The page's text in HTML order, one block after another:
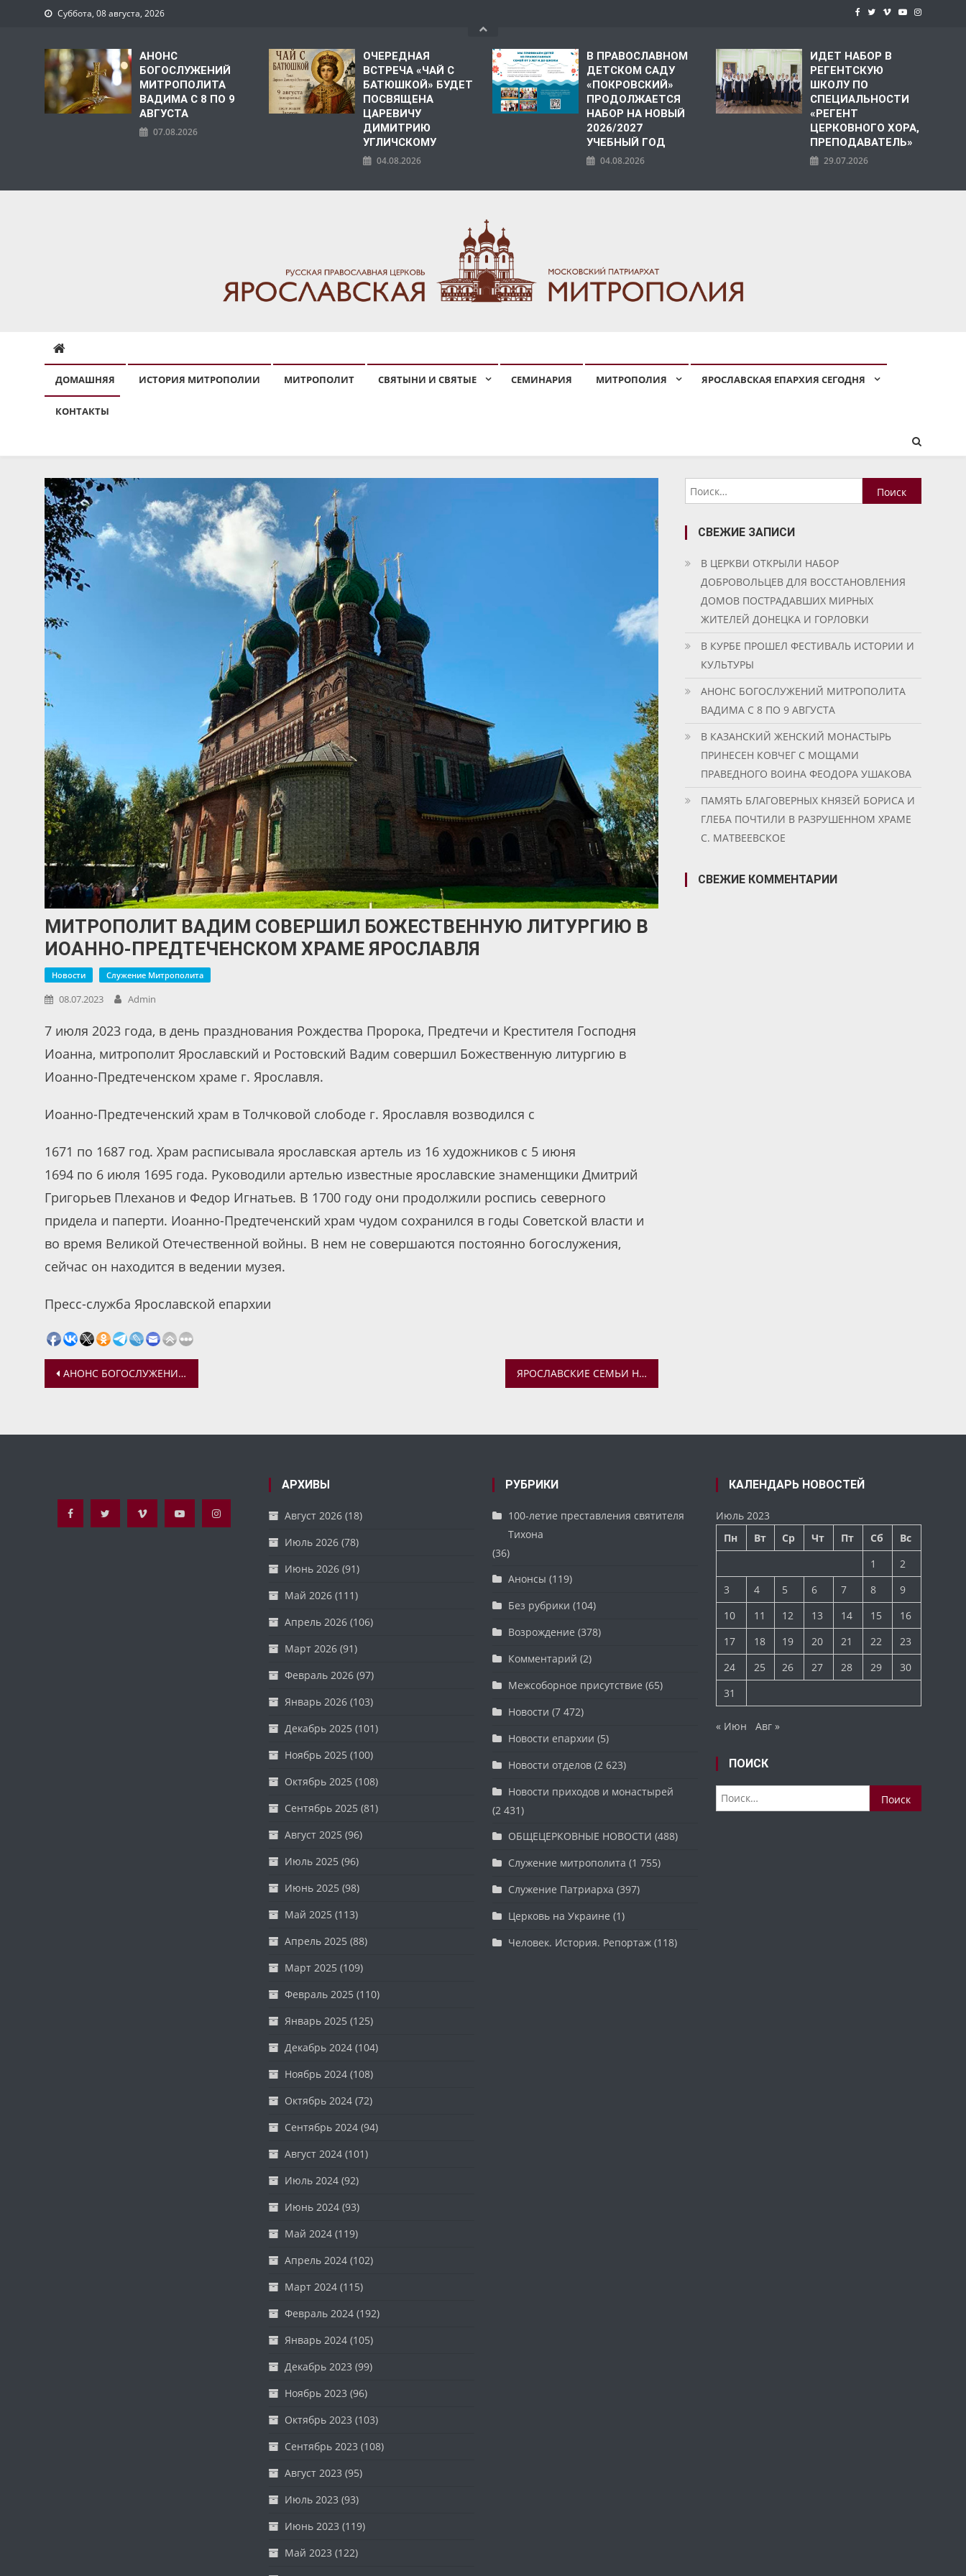
Суббота, 08 августа, 2026
АНОНС
БОГОСЛУЖЕНИЙ
МИТРОПОЛИТА
ВАДИМА С 8 ПО 9
АВГУСТА
07.08.2026
ОЧЕРЕДНАЯ
ВСТРЕЧА «ЧАЙ С
БАТЮШКОЙ» БУДЕТ
ПОСВЯЩЕНА
ЦАРЕВИЧУ
ДИМИТРИЮ
УГЛИЧСКОМУ
04.08.2026
В ПРАВОСЛАВНОМ
ДЕТСКОМ САДУ
«ПОКРОВСКИЙ»
ПРОДОЛЖАЕТСЯ
НАБОР НА НОВЫЙ
2026/2027
УЧЕБНЫЙ ГОД
04.08.2026
ИДЕТ НАБОР В
РЕГЕНТСКУЮ
ШКОЛУ ПО
СПЕЦИАЛЬНОСТИ
«РЕГЕНТ
ЦЕРКОВНОГО ХОРА,
ПРЕПОДАВАТЕЛЬ»
29.07.2026
ДОМАШНЯЯ ИСТОРИЯ МИТРОПОЛИИ МИТРОПОЛИТ СВЯТЫНИ И СВЯТЫЕ СЕМИНАРИЯ МИТРОПОЛИЯ ЯРОСЛАВСКАЯ ЕПАРХИЯ СЕГОДНЯ
КОНТАКТЫ
МИТРОПОЛИТ ВАДИМ СОВЕРШИЛ БОЖЕСТВЕННУЮ ЛИТУРГИЮ В
ИОАННО-ПРЕДТЕЧЕНСКОМ ХРАМЕ ЯРОСЛАВЛЯ
Новости Служение Митрополита
08.07.2023 Admin
7 июля 2023 года, в день празднования Рождества Пророка, Предтечи и Крестителя Господня
Иоанна, митрополит Ярославский и Ростовский Вадим совершил Божественную литургию в
Иоанно-Предтеченском храме г. Ярославля.
Иоанно-Предтеченский храм в Толчковой слободе г. Ярославля возводился с
1671 по 1687 год. Храм расписывала ярославская артель из 16 художников с 5 июня
1694 по 6 июля 1695 года. Руководили артелью известные ярославские знаменщики Дмитрий
Григорьев Плеханов и Федор Игнатьев. В 1700 году они продолжили роспись северного
придела и паперти. Иоанно-Предтеченский храм чудом сохранился в годы Советской власти и
во время Великой Отечественной войны. В нем не совершаются постоянно богослужения,
сейчас он находится в ведении музея.
Пресс-служба Ярославской епархии
Навигация
записям
АНОНС БОГОСЛУЖЕНИЙ МИТРОПОЛИТА ВАДИМА С 8 ПО 9 ИЮЛЯ ЯРОСЛАВСКИЕ СЕМЬИ НАГРАДИЛИ МЕДАЛЬЮ «ЗА ЛЮБОВЬ И ВЕРНОСТЬ»
Найти:
СВЕЖИЕ ЗАПИСИ
В ЦЕРКВИ ОТКРЫЛИ НАБОР
ДОБРОВОЛЬЦЕВ ДЛЯ ВОССТАНОВЛЕНИЯ
ДОМОВ ПОСТРАДАВШИХ МИРНЫХ
ЖИТЕЛЕЙ ДОНЕЦКА И ГОРЛОВКИ
В КУРБЕ ПРОШЕЛ ФЕСТИВАЛЬ ИСТОРИИ И
КУЛЬТУРЫ
АНОНС БОГОСЛУЖЕНИЙ МИТРОПОЛИТА
ВАДИМА С 8 ПО 9 АВГУСТА
В КАЗАНСКИЙ ЖЕНСКИЙ МОНАСТЫРЬ
ПРИНЕСЕН КОВЧЕГ С МОЩАМИ
ПРАВЕДНОГО ВОИНА ФЕОДОРА УШАКОВА
ПАМЯТЬ БЛАГОВЕРНЫХ КНЯЗЕЙ БОРИСА И
ГЛЕБА ПОЧТИЛИ В РАЗРУШЕННОМ ХРАМЕ
С. МАТВЕЕВСКОЕ
СВЕЖИЕ КОММЕНТАРИИ
АРХИВЫ
Август 2026(18)
Июль 2026(78)
Июнь 2026(91)
Май 2026(111)
Апрель 2026(106)
Март 2026(91)
Февраль 2026(97)
Январь 2026(103)
Декабрь 2025 (101)
Ноябрь 2025 (100)
Октябрь 2025 (108)
Сентябрь 2025 (81)
Август 2025 (96)
Июль 2025 (96)
Июнь 2025 (98)
Май 2025 (113)
Апрель 2025 (88)
Март 2025 (109)
Февраль 2025 (110)
Январь 2025 (125)
Декабрь 2024(104)
Ноябрь 2024(108)
Октябрь 2024(72)
Сентябрь 2024(94)
Август 2024(101)
Июль 2024(92)
Июнь 2024(93)
Май 2024(119)
Апрель 2024(102)
Март 2024(115)
Февраль 2024(192)
Январь 2024(105)
Декабрь 2023 (99)
Ноябрь 2023 (96)
Октябрь 2023 (103)
Сентябрь 2023 (108)
Август 2023 (95)
Июль 2023 (93)
Июнь 2023 (119)
Май 2023 (122)
РУБРИКИ
100-летие преставления святителя
Тихона
(36)
Анонсы (119)
Без рубрики (104)
Возрождение (378)
Комментарий (2)
Межсоборное присутствие (65)
Новости (7 472)
Новости епархии (5)
Новости отделов(2 623)
Новости приходов и монастырей
(2 431)
ОБЩЕЦЕРКОВНЫЕ НОВОСТИ (488)
Служение митрополита (1 755)
Служение Патриарха (397)
Церковь на Украине (1)
Человек. История. Репортаж(118)
КАЛЕНДАРЬ НОВОСТЕЙ
Июль 2023
Пн
Вт Ср Чт Пт Сб
Вс
1
2
3
4 5 6 7 8
9
10
11 12 13 14 15
16
17
18 19 20 21 22
23
24
25 26 27 28 29
30
31
« Июн Авг »
ПОИСК
Найти: